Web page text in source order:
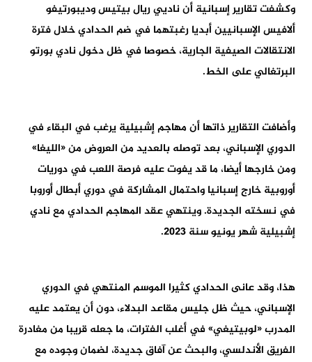
وكشفت تقارير إسبانية أن ناديي ريال بيتيس وديبورتيفو
ألافيس الإسبانيين أبديا رغبتهما في ضم الحدادي خلال فترة
الانتقالات الصيفية الجارية، خصوصا في ظل دخول نادي بورتو
البرتغالي على الخط.
وأضافت التقارير ذاتها أن مهاجم إشبيلية يرغب في البقاء في
الدوري الإسباني، بعد توصله بالعديد من العروض من «الليغا»
ومن خارجها أيضا، ما قد يفوت عليه فرصة اللعب في دوريات
أوروبية خارج إسبانيا واحتمال المشاركة في دوري أبطال أوروبا
في نسخته الجديدة. وينتهي عقد المهاجم الحدادي مع نادي
إشبيلية شهر يونيو سنة 2023.
هذا، وقد عانى الحدادي كثيرا الموسم المنتهي في الدوري
الإسباني، حيث ظل جليس مقاعد البدلاء، دون أن يعتمد عليه
المدرب «لوبيتيغي» في أغلب الفترات، ما جعله قريبا من مغادرة
الفريق الأندلسي، والبحث عن آفاق جديدة، لضمان وجوده مع